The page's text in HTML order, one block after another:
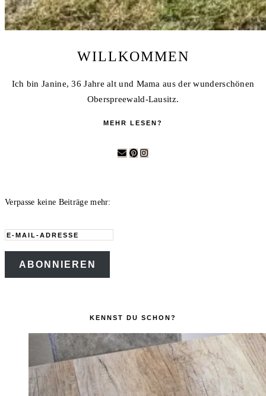
WILLKOMMEN
Ich bin Janine, 36 Jahre alt und Mama aus der wunderschönen
Oberspreewald-Lausitz.
MEHR LESEN?
Verpasse keine Beiträge mehr:
E-
Mail-
Adresse
ABONNIEREN
KENNST DU SCHON?